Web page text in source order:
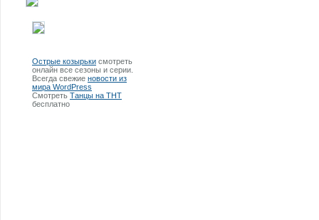
Острые козырьки смотреть
онлайн все сезоны и серии.
Всегда свежие новости из
мира WordPress
Смотреть Танцы на ТНТ
бесплатно